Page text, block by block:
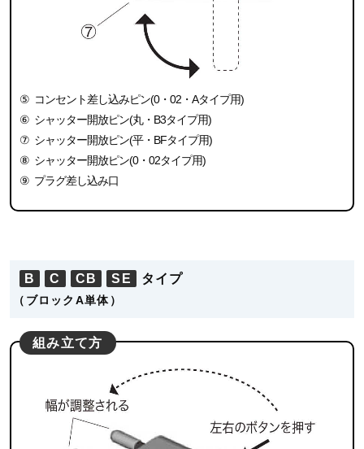
⑤ コンセント差し込みピン(0・02・Aタイプ用)
⑥ シャッター開放ピン(丸・B3タイプ用)
⑦ シャッター開放ピン(平・BFタイプ用)
⑧ シャッター開放ピン(0・02タイプ用)
⑨ プラグ差し込み口
B C CB SE タイプ
（ブロックA単体）
組み立て方